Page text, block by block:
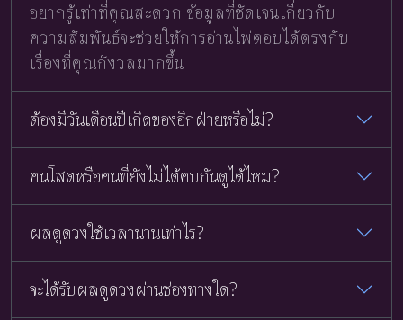
อยากรู้เท่าที่คุณสะดวก ข้อมูลที่ชัดเจนเกี่ยวกับ
ความสัมพันธ์จะช่วยให้การอ่านไพ่ตอบได้ตรงกับ
เรื่องที่คุณกังวลมากขึ้น
ต้องมีวันเดือนปีเกิดของอีกฝ่ายหรือไม่?
คนโสดหรือคนที่ยังไม่ได้คบกันดูได้ไหม?
ผลดูดวงใช้เวลานานเท่าไร?
จะได้รับผลดูดวงผ่านช่องทางใด?